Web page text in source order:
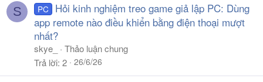
S PC
Hỏi kinh nghiệm treo game giả lập PC: Dùng
app remote nào điều khiển bằng điện thoại mượt
nhất?
skye_
Thảo luận chung
Trả lời 2 26/6/26